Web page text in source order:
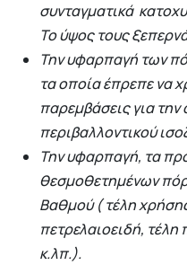
συνταγματικά
Το ύψος τους
Την υφαρπαγή των
τα οποία έπρεπε να
παρεμβάσεις για
περιβαλλοντικού
Την υφαρπαγή, τα
θεσμοθετημένων
Βαθμού ( τέλη
πετρελαιοειδή,
κ.λπ.).